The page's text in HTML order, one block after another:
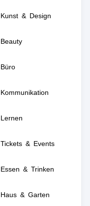
Kunst & Design
Beauty
Büro
Kommunikation
Lernen
Tickets & Events
Essen & Trinken
Haus & Garten